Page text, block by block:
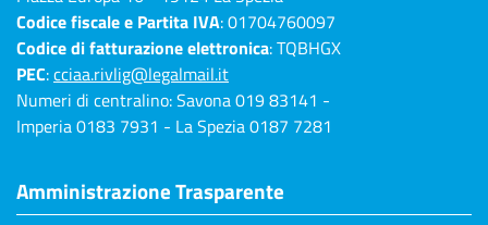
Codice fiscale e Partita IVA: 01704760097
Codice di fatturazione elettronica: TQBHGX
PEC:cciaa.rivlig@legalmail.it
Numeri di centralino: Savona 019 83141 -
Imperia 0183 7931 - La Spezia 0187 7281
Amministrazione Trasparente